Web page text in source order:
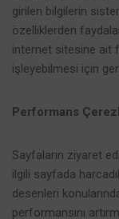
girilen bilgilerin
özelliklerden
internet sitesine ait
işleyebilmesi için
Performans
Sayfaların ziyaret
ilgili sayfada
desenleri
performansını